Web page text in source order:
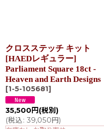
クロスステッチ キット
[HAEDレギュラー]
Parliament Square 18ct -
Heaven and Earth Designs
[1-5-105681]
35,500 円 (税別)
(税込: 39,050円)